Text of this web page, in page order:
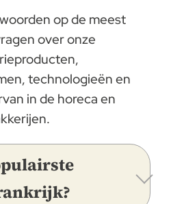
op de meest
over onze
technologieën en
in de horeca en